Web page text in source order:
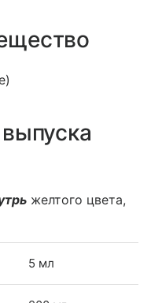
желтого цвета,
5 мл